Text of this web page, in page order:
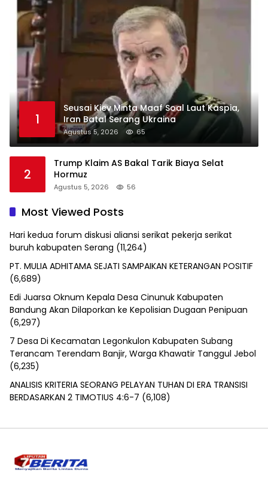
1
Seusai Kiev Minta Maaf Soal Laut Kaspia,
Iran Batal Serang Ukraina
Agustus 5, 2026 65
2
Trump Klaim AS Bakal Tarik Biaya Selat
Hormuz
Agustus 5, 2026 56
Most Viewed Posts
Hari kedua forum diskusi aliansi serikat pekerja serikat
buruh kabupaten Serang (11,264)
PT. MULIA ADHITAMA SEJATI SAMPAIKAN KETERANGAN POSITIF
(6,689)
Edi Juarsa Oknum Kepala Desa Cinunuk Kabupaten
Bandung Akan Dilaporkan ke Kepolisian Dugaan Penipuan
(6,297)
7 Desa Di Kecamatan Legonkulon Kabupaten Subang
Terancam Terendam Banjir, Warga Khawatir Tanggul Jebol
(6,235)
ANALISIS KRITERIA SEORANG PELAYAN TUHAN DI ERA TRANSISI
BERDASARKAN 2 TIMOTIUS 4:6-7 (6,108)